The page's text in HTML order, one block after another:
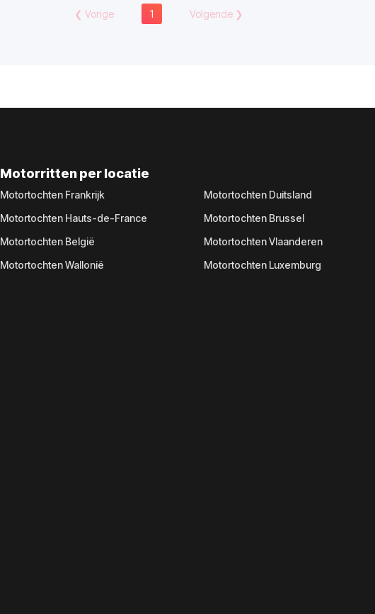
❮ Vorige 1 Volgende❯
Motorritten per locatie
Motortochten Frankrijk
Motortochten Hauts-de-France
Motortochten België
Motortochten Wallonië
Motortochten Duitsland
Motortochten Brussel
Motortochten Vlaanderen
Motortochten Luxemburg